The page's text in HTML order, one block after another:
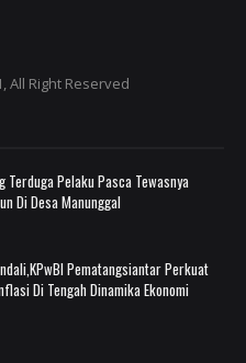
All Right Reserved
Terduga Pelaku Pasca Tewasnya
Di Desa Manunggal
Pematangsiantar Perkuat
Di Tengah Dinamika Ekonomi